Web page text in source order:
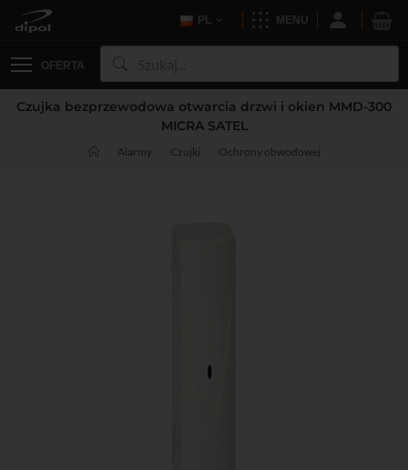
PL MENU
OFERTA
Czujka bezprzewodowa otwarcia drzwi i okien MMD-300
MICRA SATEL
Alarmy Czujki Ochrony obwodowej